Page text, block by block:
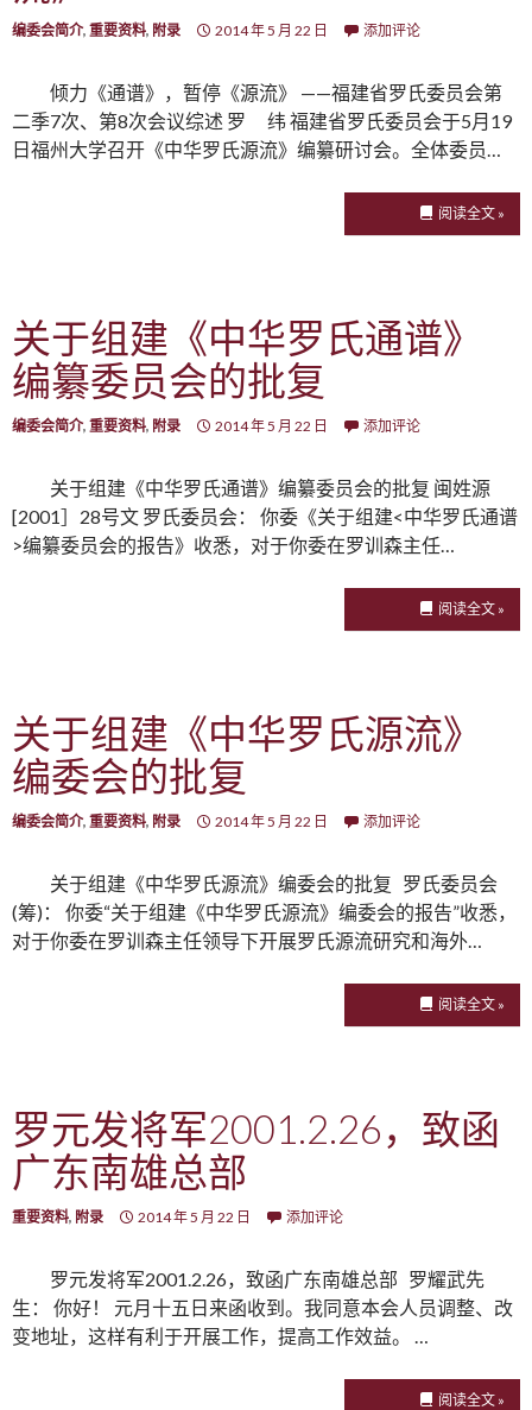
编委会简介, 重要资料, 附录 2014 年 5 月 22 日 添加评论
倾力《通谱》，暂停《源流》 ——福建省罗氏委员会第
二季7次、第8次会议综述 罗 纬 福建省罗氏委员会于5月19
日福州大学召开《中华罗氏源流》编纂研讨会。全体委员…
阅读全文 »
关于组建《中华罗氏通谱》
编纂委员会的批复
编委会简介, 重要资料, 附录 2014 年 5 月 22 日 添加评论
关于组建《中华罗氏通谱》编纂委员会的批复 闽姓源
[2001］28号文 罗氏委员会： 你委《关于组建<中华罗氏通谱
>编纂委员会的报告》收悉，对于你委在罗训森主任…
阅读全文 »
关于组建《中华罗氏源流》
编委会的批复
编委会简介, 重要资料, 附录 2014 年 5 月 22 日 添加评论
关于组建《中华罗氏源流》编委会的批复 罗氏委员会
(筹)： 你委“关于组建《中华罗氏源流》编委会的报告”收悉，
对于你委在罗训森主任领导下开展罗氏源流研究和海外…
阅读全文 »
罗元发将军2001.2.26，致函
广东南雄总部
重要资料, 附录 2014 年 5 月 22 日 添加评论
罗元发将军2001.2.26，致函广东南雄总部 罗耀武先
生： 你好！ 元月十五日来函收到。我同意本会人员调整、改
变地址，这样有利于开展工作，提高工作效益。 …
阅读全文 »